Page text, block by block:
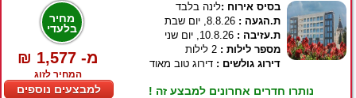
מחיר
בלעדי
₪ 1,577 -מ
המחיר לזוג
למבצעים נוספים
בסיס אירוח :לינה בלבד
ת.הגעה :
ת.עזיבה :
מספר לילות :
דירוג גולשים : דירוג טוב מאוד
נותרו חדרים אחרונים למבצע זה !